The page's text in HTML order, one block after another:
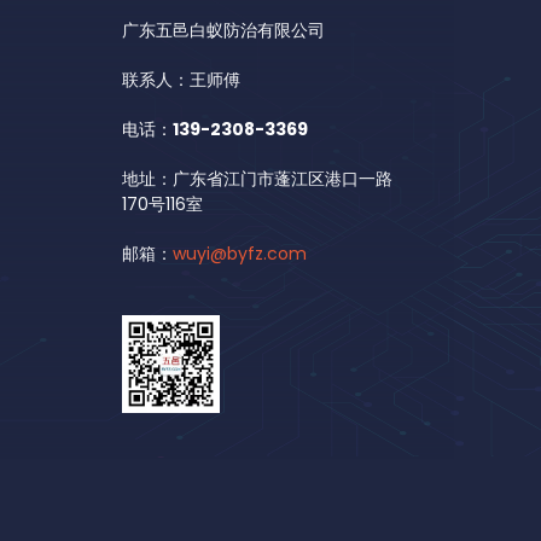
广东五邑白蚁防治有限公司
联系人：王师傅
电话： 139-2308-3369
地址：广东省江门市蓬江区港口一路
170号116室
邮箱： wuyi@byfz.com